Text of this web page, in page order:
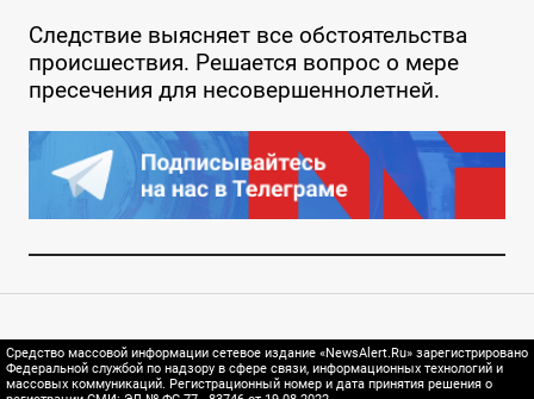
Следствие выясняет все обстоятельства
происшествия. Решается вопрос о мере
пресечения для несовершеннолетней.
Средство массовой информации сетевое издание «NewsAlert.Ru» зарегистрировано
Федеральной службой по надзору в сфере связи, информационных технологий и
массовых коммуникаций. Регистрационный номер и дата принятия решения о